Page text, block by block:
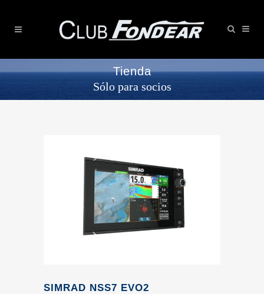
Tienda
Sólo para socios
SIMRAD NSS7 EVO2